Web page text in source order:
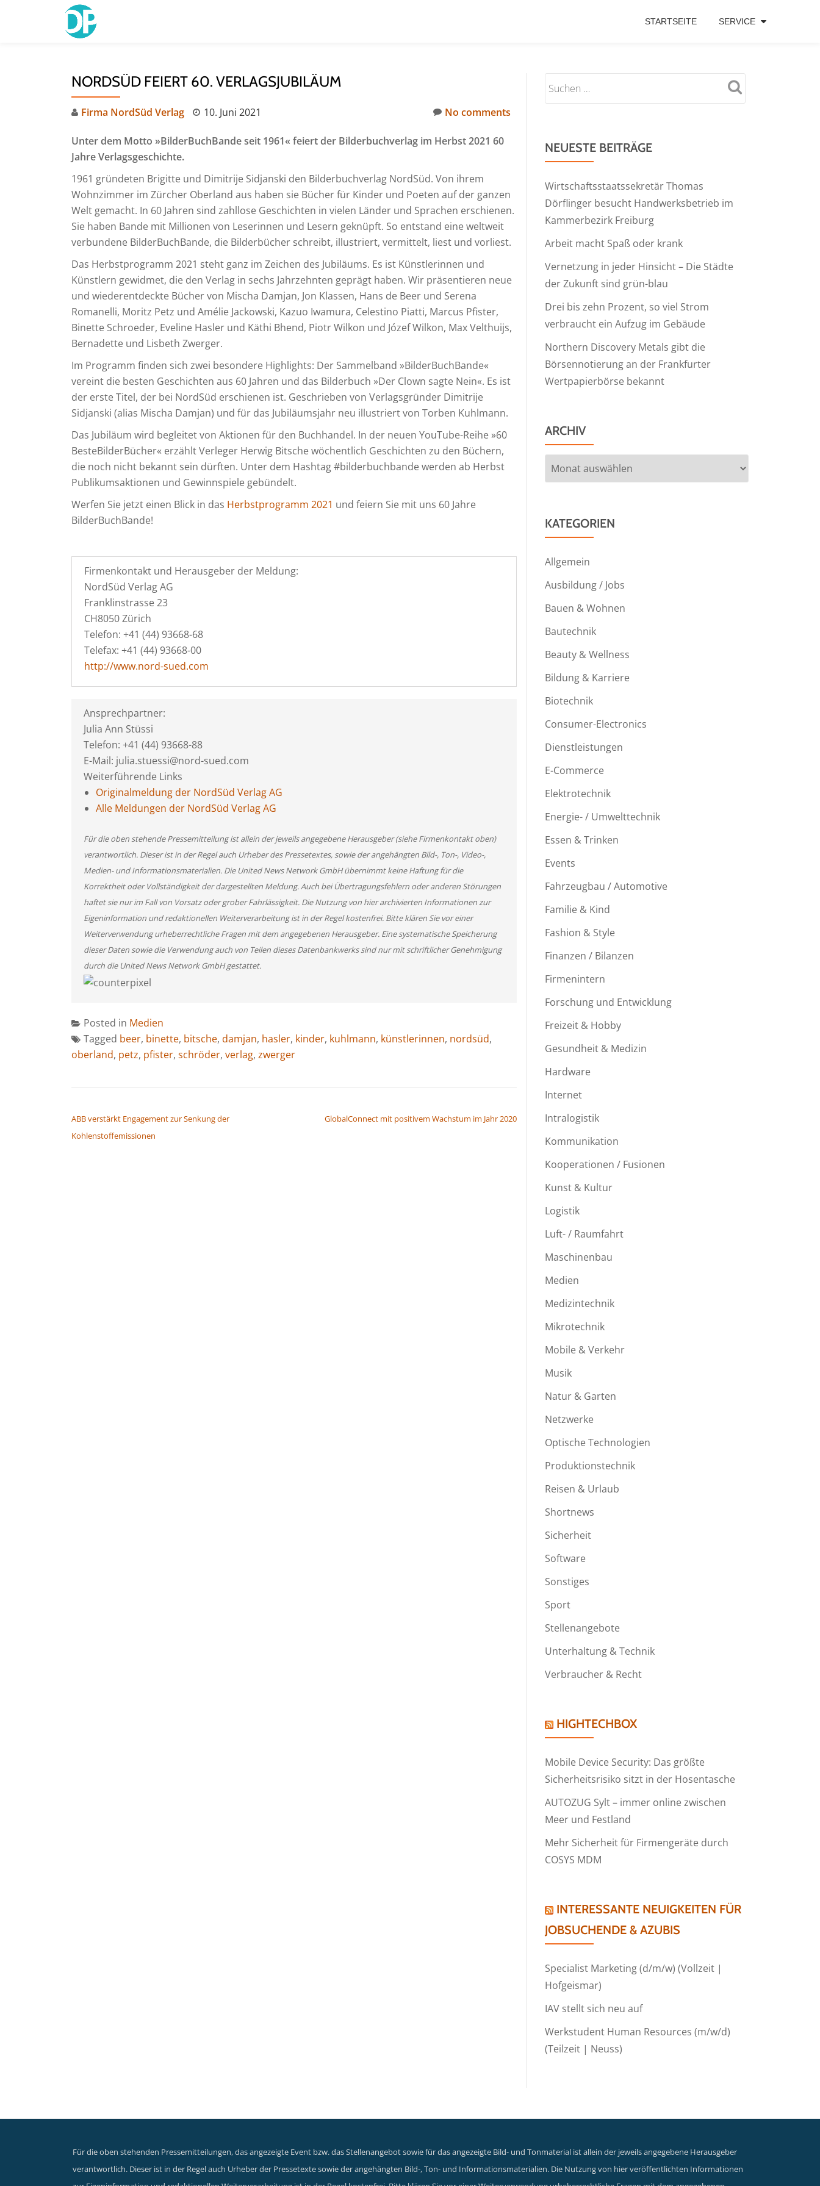
STARTSEITE SERVICE
NORDSÜD FEIERT 60. VERLAGSJUBILÄUM
Firma NordSüd Verlag 10. Juni 2021 No comments
Unter dem Motto »BilderBuchBande seit 1961« feiert der Bilderbuchverlag im Herbst 2021 60
Jahre Verlagsgeschichte.
1961 gründeten Brigitte und Dimitrije Sidjanski den Bilderbuchverlag NordSüd. Von ihrem
Wohnzimmer im Zürcher Oberland aus haben sie Bücher für Kinder und Poeten auf der ganzen
Welt gemacht. In 60 Jahren sind zahllose Geschichten in vielen Länder und Sprachen erschienen.
Sie haben Bande mit Millionen von Leserinnen und Lesern geknüpft. So entstand eine weltweit
verbundene BilderBuchBande, die Bilderbücher schreibt, illustriert, vermittelt, liest und vorliest.
Das Herbstprogramm 2021 steht ganz im Zeichen des Jubiläums. Es ist Künstlerinnen und
Künstlern gewidmet, die den Verlag in sechs Jahrzehnten geprägt haben. Wir präsentieren neue
und wiederentdeckte Bücher von Mischa Damjan, Jon Klassen, Hans de Beer und Serena
Romanelli, Moritz Petz und Amélie Jackowski, Kazuo Iwamura, Celestino Piatti, Marcus Pfister,
Binette Schroeder, Eveline Hasler und Käthi Bhend, Piotr Wilkon und Józef Wilkon, Max Velthuijs,
Bernadette und Lisbeth Zwerger.
Im Programm finden sich zwei besondere Highlights: Der Sammelband »BilderBuchBande«
vereint die besten Geschichten aus 60 Jahren und das Bilderbuch »Der Clown sagte Nein«. Es ist
der erste Titel, der bei NordSüd erschienen ist. Geschrieben von Verlagsgründer Dimitrije
Sidjanski (alias Mischa Damjan) und für das Jubiläumsjahr neu illustriert von Torben Kuhlmann.
Das Jubiläum wird begleitet von Aktionen für den Buchhandel. In der neuen YouTube-Reihe »60
BesteBilderBücher« erzählt Verleger Herwig Bitsche wöchentlich Geschichten zu den Büchern,
die noch nicht bekannt sein dürften. Unter dem Hashtag #bilderbuchbande werden ab Herbst
Publikumsaktionen und Gewinnspiele gebündelt.
Werfen Sie jetzt einen Blick in das Herbstprogramm 2021 und feiern Sie mit uns 60 Jahre
BilderBuchBande!
Firmenkontakt und Herausgeber der Meldung:
NordSüd Verlag AG
Franklinstrasse 23
CH8050 Zürich
Telefon: +41 (44) 93668-68
Telefax: +41 (44) 93668-00
http://www.nord-sued.com
Ansprechpartner:
Julia Ann Stüssi
Telefon: +41 (44) 93668-88
E-Mail: julia.stuessi@nord-sued.com
Weiterführende Links
Originalmeldung der NordSüd Verlag AG
Alle Meldungen der NordSüd Verlag AG
Für die oben stehende Pressemitteilung ist allein der jeweils angegebene Herausgeber (siehe Firmenkontakt oben)
verantwortlich. Dieser ist in der Regel auch Urheber des Pressetextes, sowie der angehängten Bild-, Ton-, Video-,
Medien- und Informationsmaterialien. Die United News Network GmbH übernimmt keine Haftung für die
Korrektheit oder Vollständigkeit der dargestellten Meldung. Auch bei Übertragungsfehlern oder anderen Störungen
haftet sie nur im Fall von Vorsatz oder grober Fahrlässigkeit. Die Nutzung von hier archivierten Informationen zur
Eigeninformation und redaktionellen Weiterverarbeitung ist in der Regel kostenfrei. Bitte klären Sie vor einer
Weiterverwendung urheberrechtliche Fragen mit dem angegebenen Herausgeber. Eine systematische Speicherung
dieser Daten sowie die Verwendung auch von Teilen dieses Datenbankwerks sind nur mit schriftlicher Genehmigung
durch die United News Network GmbH gestattet.
Posted in Medien
Tagged beer, binette, bitsche, damjan, hasler, kinder, kuhlmann, künstlerinnen, nordsüd,
oberland, petz, pfister, schröder, verlag, zwerger
ABB verstärkt Engagement zur Senkung der
Kohlenstoffemissionen
GlobalConnect mit positivem Wachstum im Jahr 2020
NEUESTE BEITRÄGE
Wirtschaftsstaatssekretär Thomas
Dörflinger besucht Handwerksbetrieb im
Kammerbezirk Freiburg
Arbeit macht Spaß oder krank
Vernetzung in jeder Hinsicht – Die Städte
der Zukunft sind grün-blau
Drei bis zehn Prozent, so viel Strom
verbraucht ein Aufzug im Gebäude
Northern Discovery Metals gibt die
Börsennotierung an der Frankfurter
Wertpapierbörse bekannt
ARCHIV
Archiv
KATEGORIEN
Allgemein
Ausbildung / Jobs
Bauen & Wohnen
Bautechnik
Beauty & Wellness
Bildung & Karriere
Biotechnik
Consumer-Electronics
Dienstleistungen
E-Commerce
Elektrotechnik
Energie- / Umwelttechnik
Essen & Trinken
Events
Fahrzeugbau / Automotive
Familie & Kind
Fashion & Style
Finanzen / Bilanzen
Firmenintern
Forschung und Entwicklung
Freizeit & Hobby
Gesundheit & Medizin
Hardware
Internet
Intralogistik
Kommunikation
Kooperationen / Fusionen
Kunst & Kultur
Logistik
Luft- / Raumfahrt
Maschinenbau
Medien
Medizintechnik
Mikrotechnik
Mobile & Verkehr
Musik
Natur & Garten
Netzwerke
Optische Technologien
Produktionstechnik
Reisen & Urlaub
Shortnews
Sicherheit
Software
Sonstiges
Sport
Stellenangebote
Unterhaltung & Technik
Verbraucher & Recht
HIGHTECHBOX
Mobile Device Security: Das größte
Sicherheitsrisiko sitzt in der Hosentasche
AUTOZUG Sylt – immer online zwischen
Meer und Festland
Mehr Sicherheit für Firmengeräte durch
COSYS MDM
INTERESSANTE NEUIGKEITEN FÜR
JOBSUCHENDE & AZUBIS
Specialist Marketing (d/m/w) (Vollzeit |
Hofgeismar)
IAV stellt sich neu auf
Werkstudent Human Resources (m/w/d)
(Teilzeit | Neuss)
Für die oben stehenden Pressemitteilungen, das angezeigte Event bzw. das Stellenangebot sowie für das angezeigte Bild- und Tonmaterial ist allein der jeweils angegebene Herausgeber
verantwortlich. Dieser ist in der Regel auch Urheber der Pressetexte sowie der angehängten Bild-, Ton- und Informationsmaterialien. Die Nutzung von hier veröffentlichten Informationen